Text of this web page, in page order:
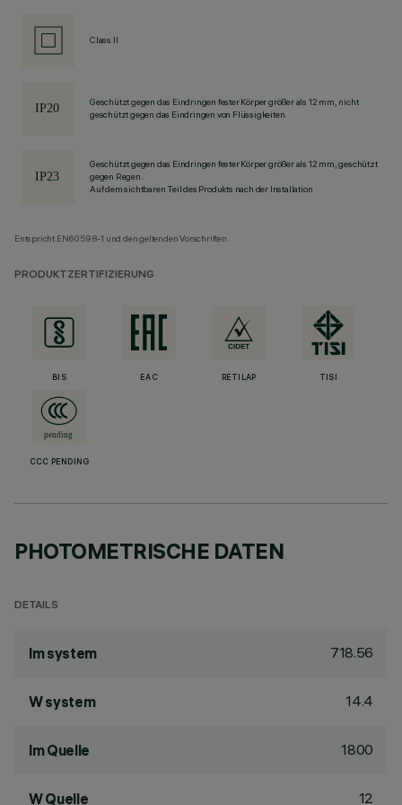
Class II
Geschützt gegen das Eindringen fester Körper größer als 12 mm, nicht
geschützt gegen das Eindringen von Flüssigkeiten.
Geschützt gegen das Eindringen fester Körper größer als 12 mm, geschützt
gegen Regen.
Auf dem sichtbaren Teil des Produkts nach der Installation
Entspricht EN60598-1 und den geltenden Vorschriften.
PRODUKTZERTIFIZIERUNG
BIS EAC RETILAP TISI
CCC PENDING
PHOTOMETRISCHE DATEN
DETAILS
lm system 718.56
W system 14.4
lm Quelle 1800
W Quelle 12